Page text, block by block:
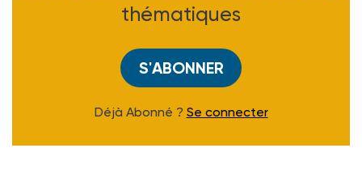
thématiques
S'ABONNER
Déjà Abonné ? Se connecter